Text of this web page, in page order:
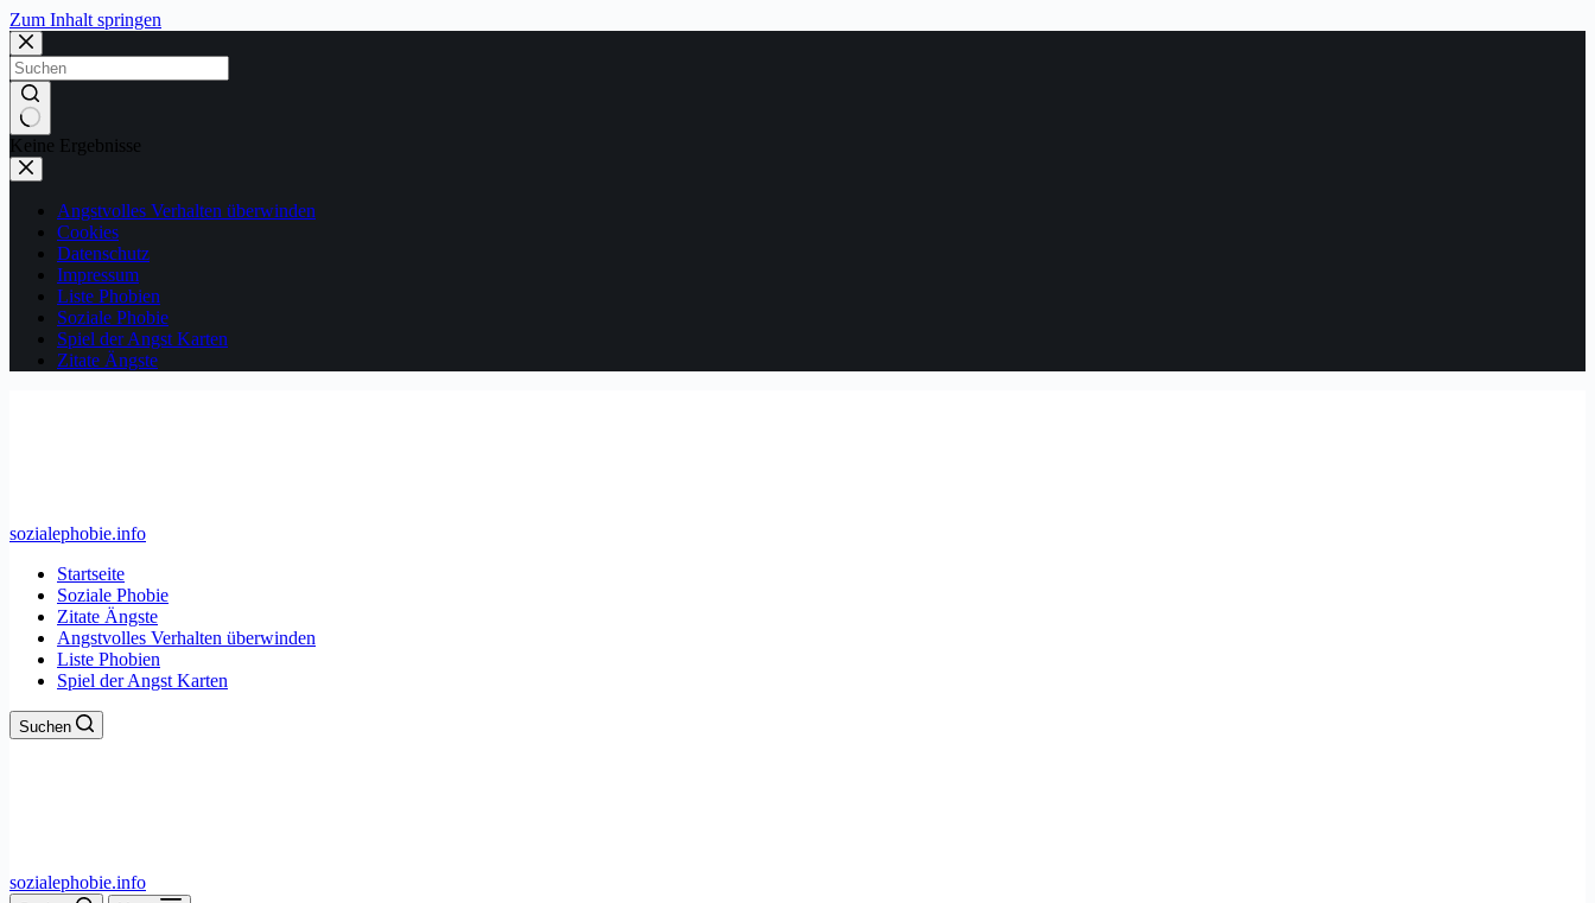
Zum Inhalt springen
Keine Ergebnisse
Angstvolles Verhalten überwinden
Cookies
Datenschutz
Impressum
Liste Phobien
Soziale Phobie
Spiel der Angst Karten
Zitate Ängste
sozialephobie.info
Startseite
Soziale Phobie
Zitate Ängste
Angstvolles Verhalten überwinden
Liste Phobien
Spiel der Angst Karten
Suchen
sozialephobie.info